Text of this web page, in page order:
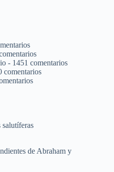
- 1451 comentarios
comentarios
salutíferas
de Abraham y